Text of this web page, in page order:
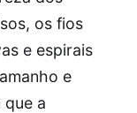
os fios
e espirais
e
a